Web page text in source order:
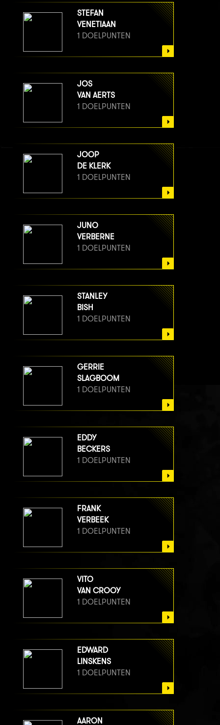
STEFAN
VENETIAAN
1 DOELPUNTEN
JOS
VAN AERTS
1 DOELPUNTEN
JOOP
DE KLERK
1 DOELPUNTEN
JUNO
VERBERNE
1 DOELPUNTEN
STANLEY
BISH
1 DOELPUNTEN
GERRIE
SLAGBOOM
1 DOELPUNTEN
EDDY
BECKERS
1 DOELPUNTEN
FRANK
VERBEEK
1 DOELPUNTEN
VITO
VAN CROOY
1 DOELPUNTEN
EDWARD
LINSKENS
1 DOELPUNTEN
AARON